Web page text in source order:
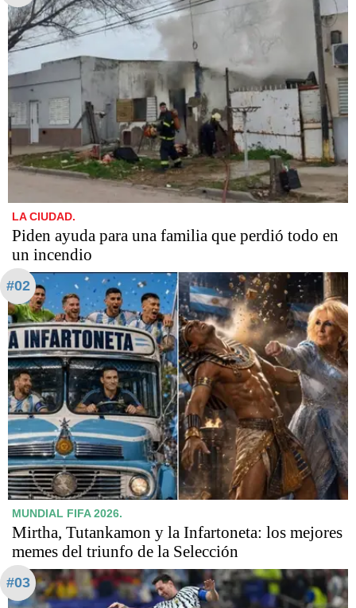
LA CIUDAD.
Piden ayuda para una familia que perdió todo en
un incendio
#02
MUNDIAL FIFA 2026.
Mirtha, Tutankamon y la Infartoneta: los mejores
memes del triunfo de la Selección
#03